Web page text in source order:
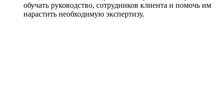
обучать руководство, сотрудников клиента и помочь им
нарастить необходимую экспертизу.